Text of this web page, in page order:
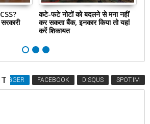
कटे-फटे नोटों को बदलने से मना नहीं
कर सकता बैंक, इनकार किया तो यहां
करें शिकायत
FACEBOOK DISQUS SPOT.IM